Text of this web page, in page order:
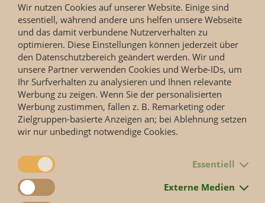
Biegeelefanten(Metall biegen) undHäkeltiere
Die Stände des Freundes- und Fördervereins Zoo Leipzig
e.V. finden Sie auf der Treppe zwischen den Asiatischen
Freiflugvolieren und auf dem Weg zum Elefantentempel.
Freuen Sie sich auf einen spannenden Tag voller
unvergesslicher Momente im Zoo Leipzig und buchen Sie
am besten gleich Ihr Ticket für den Welttag der Elefanten.
Wir freuen uns auf Ihren Besuch!
Onlinetickets gibt es hier
Wir nutzen Cookies auf unserer Website. Einige sind
essentiell, während andere uns helfen unsere Webseite
und das damit verbundene Nutzerverhalten zu
optimieren. Diese Einstellungen können jederzeit über
den Datenschutzbereich geändert werden. Wir und
unsere Partner verwenden Cookies und Werbe-IDs, um
Ihr Surfverhalten zu analysieren und Ihnen relevante
Werbung zu zeigen. Wenn Sie der personalisierten
Werbung zustimmen, fallen z. B. Remarketing oder
Zielgruppen-basierte Anzeigen an; bei Ablehnung setzen
wir nur unbedingt notwendige Cookies.
Essentiell
Externe Medien